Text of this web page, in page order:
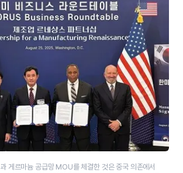
과 게르마늄 공급망 MOU를 체결한 것은 중국 의존에서